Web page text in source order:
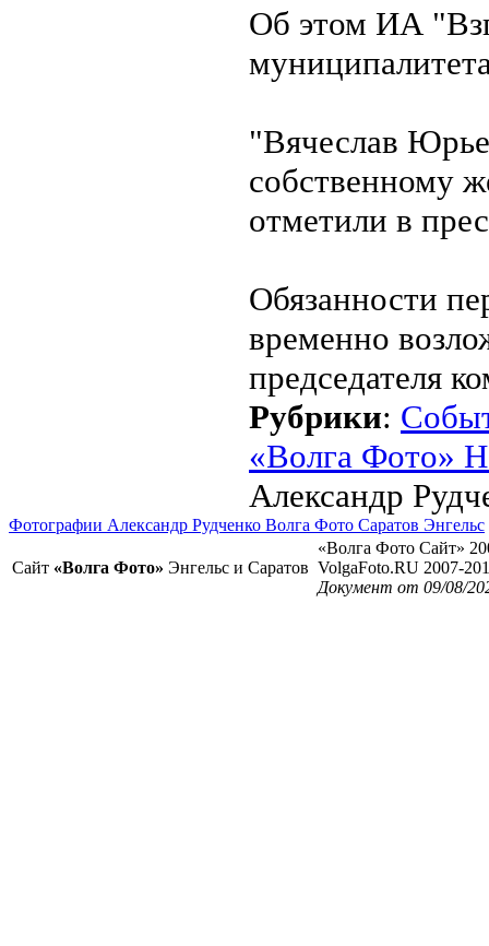
Об этом ИА
"Вячеслав
собственному
отметили в
Обязанности
временно
председателя
Рубрики:
«Волга Фото»
Александр
Фотографии Александр Рудченко Волга Фото Саратов Энгельс
Сайт «Волга Фото» Энгельс и Саратов
«Волга Фото Сайт»
VolgaFoto.RU 2007-
Документ от 09/08/